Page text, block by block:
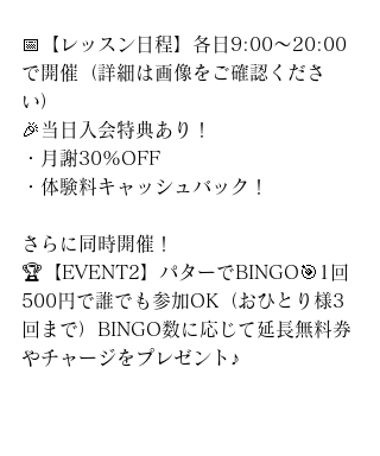
📅【レッスン日程】各日9:00～20:00
で開催（詳細は画像をご確認くださ
い）
🎉当日入会特典あり！
・月謝30%OFF
・体験料キャッシュバック！
さらに同時開催！
🏆【EVENT2】パターでBINGO🎯1回
500円で誰でも参加OK（おひとり様3
回まで）BINGO数に応じて延長無料券
やチャージをプレゼント♪